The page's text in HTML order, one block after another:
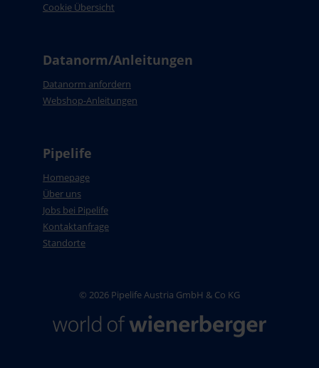
Cookie Übersicht
Datanorm/Anleitungen
Datanorm anfordern
Webshop-Anleitungen
Pipelife
Homepage
Über uns
Jobs bei Pipelife
Kontaktanfrage
Standorte
© 2026 Pipelife Austria GmbH & Co KG